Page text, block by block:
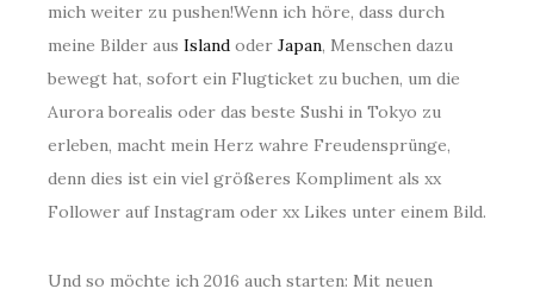
mich weiter zu pushen!Wenn ich höre, dass durch
meine Bilder aus Island oder Japan, Menschen dazu
bewegt hat, sofort ein Flugticket zu buchen, um die
Aurora borealis oder das beste Sushi in Tokyo zu
erleben, macht mein Herz wahre Freudensprünge,
denn dies ist ein viel größeres Kompliment als xx
Follower auf Instagram oder xx Likes unter einem Bild.
Und so möchte ich 2016 auch starten: Mit neuen